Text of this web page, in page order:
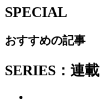
SPECIAL
おすすめの記事
SERIES：連載